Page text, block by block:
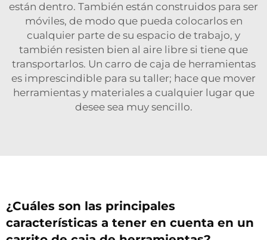
están dentro. También están construidos para ser
móviles, de modo que pueda colocarlos en
cualquier parte de su espacio de trabajo, y
también resisten bien al aire libre si tiene que
transportarlos. Un carro de caja de herramientas
es imprescindible para su taller; hace que mover
herramientas y materiales a cualquier lugar que
desee sea muy sencillo.
¿Cuáles son las principales
características a tener en cuenta en un